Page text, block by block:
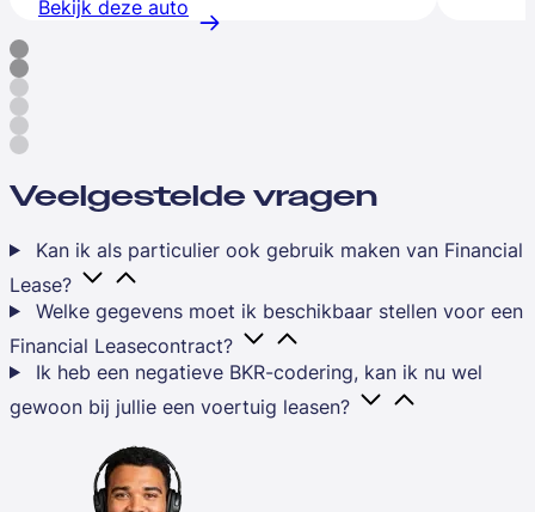
Bekijk deze auto
Veelgestelde vragen
Kan ik als particulier ook gebruik maken van Financial
Lease?
Welke gegevens moet ik beschikbaar stellen voor een
Financial Leasecontract?
Ik heb een negatieve BKR-codering, kan ik nu wel
gewoon bij jullie een voertuig leasen?